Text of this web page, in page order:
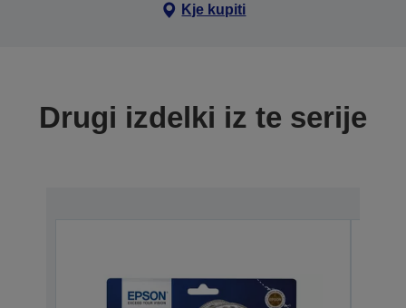
Kje kupiti
Drugi izdelki iz te serije